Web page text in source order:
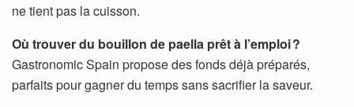
ne tient pas la cuisson.
Où trouver du bouillon de paella prêt à l’emploi ?
Gastronomic Spain propose des fonds déjà préparés,
parfaits pour gagner du temps sans sacrifier la saveur.